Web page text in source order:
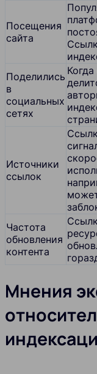
Посещения
сайта
Поделились
в
социальных
сетях
Источники
ссылок
Частота
обновления
контента
Мнения